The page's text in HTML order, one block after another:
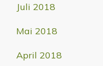
Juli 2018
Mai 2018
April 2018